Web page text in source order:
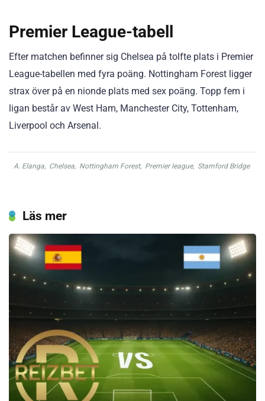
Premier League-tabell
Efter matchen befinner sig Chelsea på tolfte plats i Premier
League-tabellen med fyra poäng. Nottingham Forest ligger
strax över på en nionde plats med sex poäng. Topp fem i
ligan består av West Ham, Manchester City, Tottenham,
Liverpool och Arsenal.
A. Elanga, Chelsea, Nottingham Forest, Premier league, Stamford Bridge
Läs mer